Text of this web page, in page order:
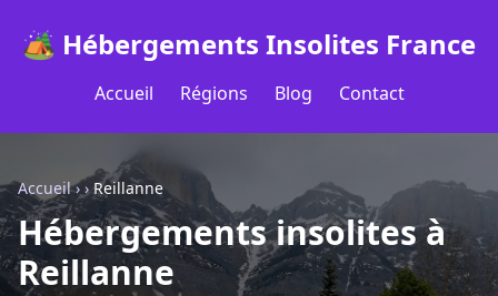
🏕️ Hébergements Insolites France
Accueil Régions Blog Contact
Accueil››Reillanne
Hébergements insolites à
Reillanne